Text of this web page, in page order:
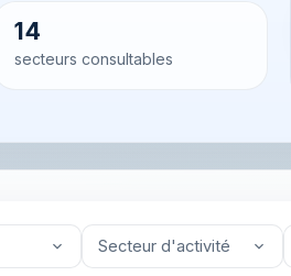
14
secteurs consultables
Secteur d'activité